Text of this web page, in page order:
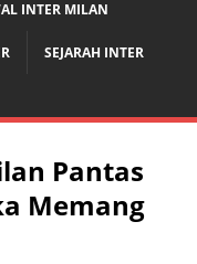
INTER MILAN
SEJARAH INTER
Pantas
Memang